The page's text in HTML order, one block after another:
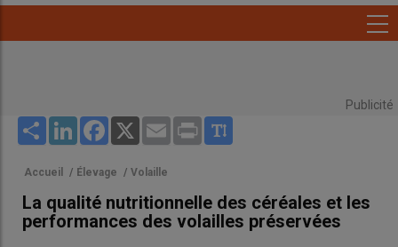
Publicité
Share LinkedInFacebook
X Email Print
Accueil / Élevage / Volaille
La qualité nutritionnelle des céréales et les
performances des volailles préservées